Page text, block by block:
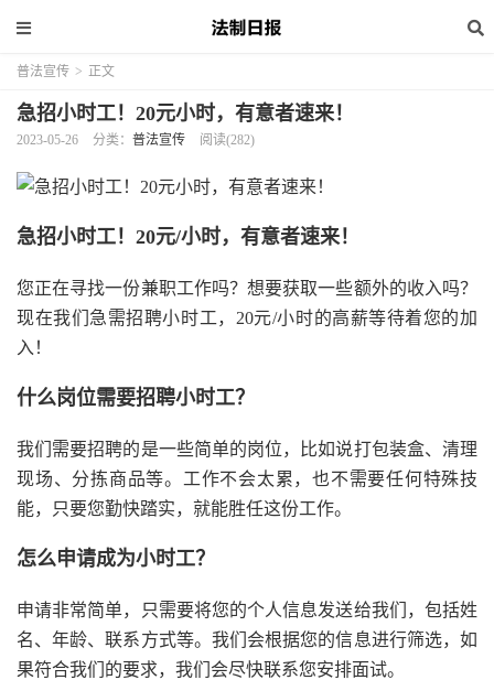
普法宣传 > 正文
急招小时工！20元小时，有意者速来！
2023-05-26 分类： 普法宣传 阅读(282)
急招小时工！20元/小时，有意者速来！
您正在寻找一份兼职工作吗？想要获取一些额外的收入吗？
现在我们急需招聘小时工，20元/小时的高薪等待着您的加
入！
什么岗位需要招聘小时工？
我们需要招聘的是一些简单的岗位，比如说打包装盒、清理
现场、分拣商品等。工作不会太累，也不需要任何特殊技
能，只要您勤快踏实，就能胜任这份工作。
怎么申请成为小时工？
申请非常简单，只需要将您的个人信息发送给我们，包括姓
名、年龄、联系方式等。我们会根据您的信息进行筛选，如
果符合我们的要求，我们会尽快联系您安排面试。